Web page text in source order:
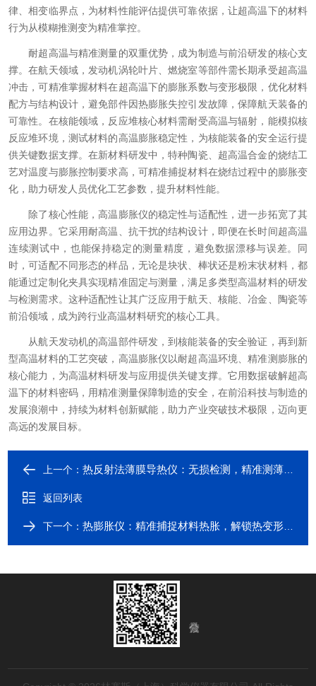
律、相变临界点，为材料性能评估提供可靠依据，让超高温下的材料
行为从模糊推测变为精准掌控。
耐超高温与精准测量的双重优势，成为制造与前沿研发的核心支
撑。在航天领域，发动机涡轮叶片、燃烧室等部件需长期承受超高温
冲击，可精准掌握材料在超高温下的膨胀系数与变形极限，优化材料
配方与结构设计，避免部件因热膨胀失控引发故障，保障航天装备的
可靠性。在核能领域，反应堆核心材料需耐受高温与辐射，能模拟核
反应堆环境，测试材料的高温膨胀稳定性，为核能装备的安全运行提
供关键数据支撑。在新材料研发中，特种陶瓷、超高温合金的烧结工
艺对温度与膨胀控制要求高，可精准捕捉材料在烧结过程中的膨胀变
化，助力研发人员优化工艺参数，提升材料性能。
除了核心性能，高温膨胀仪的稳定性与适配性，进一步拓宽了其
应用边界。它采用耐高温、抗干扰的结构设计，即便在长时间超高温
连续测试中，也能保持稳定的测量精度，避免数据漂移与误差。同
时，可适配不同形态的样品，无论是块状、棒状还是粉末状材料，都
能通过定制化夹具实现精准固定与测量，满足多类型高温材料的研发
与检测需求。这种适配性让其广泛应用于航天、核能、冶金、陶瓷等
前沿领域，成为跨行业高温材料研究的核心工具。
从航天发动机的高温部件研发，到核能装备的安全验证，再到新
型高温材料的工艺突破，高温膨胀仪以耐超高温环境、精准测膨胀的
核心能力，为高温材料研发与应用提供关键支撑。它用数据破解超高
温下的材料密码，用精准测量保障制造的安全，在前沿科技与制造的
发展浪潮中，持续为材料创新赋能，助力产业突破技术极限，迈向更
高远的发展目标。
上一个：热反射法薄膜导热仪：无损检测，精准测薄膜导热性能
返回列表
下一个：热膨胀仪：精准捕捉材料热胀，解锁热变形分析核心